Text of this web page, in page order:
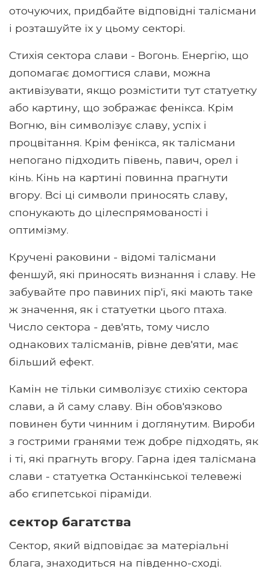
оточуючих, придбайте відповідні талісмани
і розташуйте їх у цьому секторі.
Стихія сектора слави - Вогонь. Енергію, що
допомагає домогтися слави, можна
активізувати, якщо розмістити тут статуетку
або картину, що зображає фенікса. Крім
Вогню, він символізує славу, успіх і
процвітання. Крім фенікса, як талісмани
непогано підходить півень, павич, орел і
кінь. Кінь на картині повинна прагнути
вгору. Всі ці символи приносять славу,
спонукають до цілеспрямованості і
оптимізму.
Кручені раковини - відомі талісмани
феншуй, які приносять визнання і славу. Не
забувайте про павиних пір'ї, які мають таке
ж значення, як і статуетки цього птаха.
Число сектора - дев'ять, тому число
однакових талісманів, рівне дев'яти, має
більший ефект.
Камін не тільки символізує стихію сектора
слави, а й саму славу. Він обов'язково
повинен бути чинним і доглянутим. Вироби
з гострими гранями теж добре підходять, як
і ті, які прагнуть вгору. Гарна ідея талісмана
слави - статуетка Останкінської телевежі
або єгипетської піраміди.
сектор багатства
Сектор, який відповідає за матеріальні
блага, знаходиться на південно-сході.